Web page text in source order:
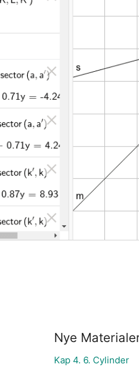
Nye
Kap 4. 6. Cylinder